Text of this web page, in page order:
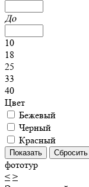
До
10
18
25
33
40
Цвет
Бежевый
Черный
Красный
фототур
< >